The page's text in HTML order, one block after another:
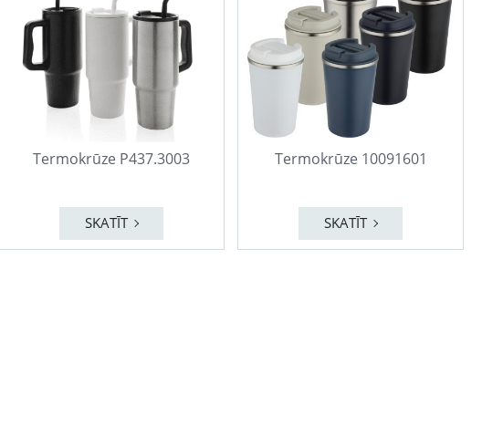
Termokrūze P437.3003
SKATĪT
Termokrūze 10091601
SKATĪT